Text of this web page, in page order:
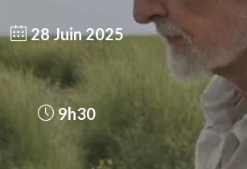
28 Juin 2025
9h30